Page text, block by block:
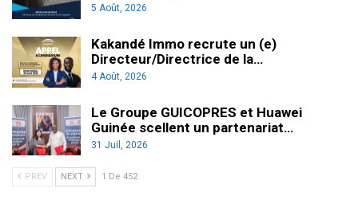
5 Août, 2026
Kakandé Immo recrute un (e)
Directeur/Directrice de la…
4 Août, 2026
Le Groupe GUICOPRES et Huawei
Guinée scellent un partenariat…
31 Juil, 2026
PREV NEXT 1 De 452